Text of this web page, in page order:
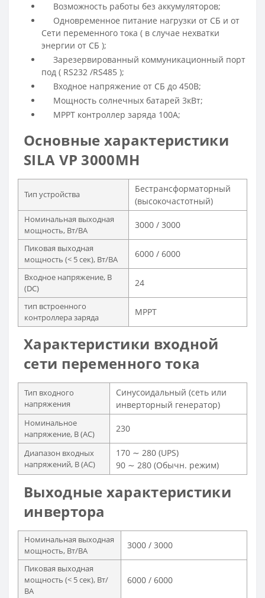
Возможность работы без аккумуляторов;
Одновременное питание нагрузки от СБ и от
Сети переменного тока ( в случае нехватки
энергии от СБ );
Зарезервированный коммуникационный порт
под ( RS232 /RS485 );
Входное напряжение от СБ до 450В;
Мощность солнечных батарей 3кВт;
MPPT контроллер заряда 100А;
Основные характеристики
SILA VP 3000MH
Тип устройства
Бестрансформаторный
(высокочастотный)
Номинальная выходная
мощность, Вт/ВА
3000 / 3000
Пиковая выходная
мощность (< 5 сек), Вт/ВА
6000 / 6000
Входное напряжение, В
(DC)
24
тип встроенного
контроллера заряда
MPPT
Характеристики входной
сети переменного тока
Тип входного
напряжения
Синусоидальный (сеть или
инверторный генератор)
Номинальное
напряжение, В (AC)
230
Диапазон входных
напряжений, В (AC)
170 ∼ 280 (UPS)
90 ∼ 280 (Обычн. режим)
Выходные характеристики
инвертора
Номинальная выходная
мощность, Вт/ВА
3000 / 3000
Пиковая выходная
мощность (< 5 сек), Вт/
ВА
6000 / 6000